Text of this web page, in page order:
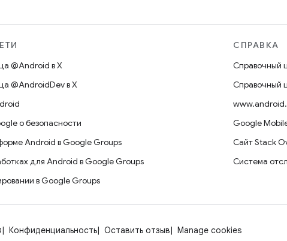
@Android в X
@AndroidDev в X
о безопасности
Android в Google Groups
для Android в Google Groups
в Google Groups
СПРАВКА
Справочный
Справочный
Google
Сайт Stack
Система
Конфиденциальность Оставить отзыв Manage cookies